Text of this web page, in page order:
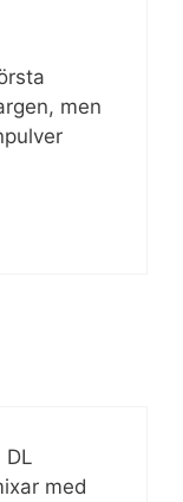
men
DL
med